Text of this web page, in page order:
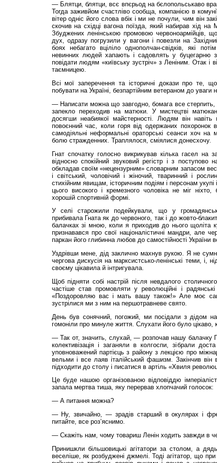
— Блятци, блятци, всє впєрьод на бєлопольськаво
Тогда заживйом счастліво сообща, компанією в
вітер одніс його слова вбік і ми не почули, чим він
скочив на східці вагона поїзда, який набирав хід на
Збуджених ленінською промовою червоноармійців,
дух, одразу погрузили у вагони і повезли на
боях небагато вціліло однополчан-свідків, які
невинних людей хапають і садовлять у буцегарню
повідати людям «київську зустріч» з Леніним. Отак і
таємницею.
Всі мої заперечення та історичні докази про те,
побувати на Україні, безпартійним ветераном до уваги
— Написати можна що завгодно, бомага все
запекло переходив на матюки. У мистецтві
досягши неабиякої майстерності. Людям він навіть
повоєнний час, коли горя від одержаних похоронок
самодіяльні неформальні ораторські сеанси хоч на
болю стражденних. Траплялося, сміялися донесхочу.
Гнат спочатку голосно викрикував кілька гасел на
відносно спокійний звуковий регістр і з поступово
обкладав своїм «нецензурним» словарним запасом
і світський, чоловічий і жіночий, тваринний і
стихійним явищам, історичним подіям і персонам
цього високого і кремезного чоловіка не міг
хорошій спортивній формі.
У селі старожили подейкували, що у
прибивала Гната як до червоного, так і до жовто-
балачках зі мною, коли я приходив до нього щоліта
признавався про свої націоналістичні мандри, але
паркан його глибинна любов до самостійності України
Уздрівши мене, дід заклично махнув рукою. Я не
чергова дискусія на марксистсько-ленінські теми, і,
своєму цікавила й інтригувала.
Щоб підняти собі настрій після невдалого
частіше став промовляти у революційні і
«Поздоровляю вас і мать вашу також!» Але моє
зустрілися ми з ним на першотравневе свято.
День був сонячний, погожий, ми посідали з дідом
гомоніли про минуле життя. Слухати його було цікаво,
— Так от, значить, слухай, — розпочав нашу
колективізація і заганяли в колгоспи, зібрали
уповноважений партієць з району з лекцією про
вельми і все лаяв італійський фашизм. Закінчив він
підходити до столу і писатися в артіль «Хвиля
Це буде нашою організованою відповіддю
запала мертва тиша, яку перервав хлопчачий голосок:
— А питання можна?
— Ну, звичайно, — зрадів старший в окулярах і
питайте, все роз’яснимо.
— Скажіть нам, чому товариш Ленін ходить завжди в
Принишкли більшовицькі агітатори за столом, а
веселіше, як розбуджені джмелі. Тоді агітатор, що при